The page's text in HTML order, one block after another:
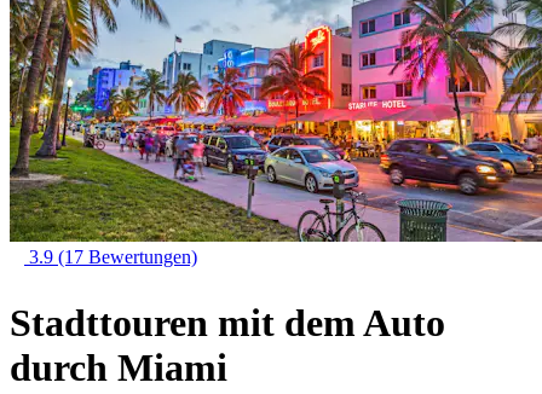
3.9 (17 Bewertungen)
Stadttouren mit dem Auto
durch Miami